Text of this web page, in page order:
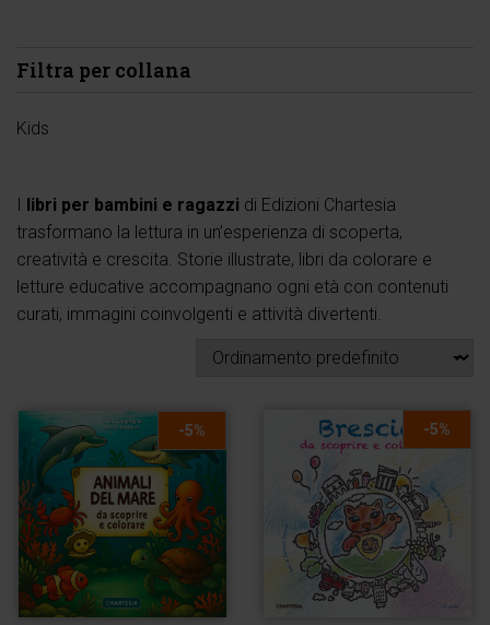
Filtra per collana
Kids
I libri per bambini e ragazzi di Edizioni Chartesia
trasformano la lettura in un’esperienza di scoperta,
creatività e crescita. Storie illustrate, libri da colorare e
letture educative accompagnano ogni età con contenuti
curati, immagini coinvolgenti e attività divertenti.
-5% -5%